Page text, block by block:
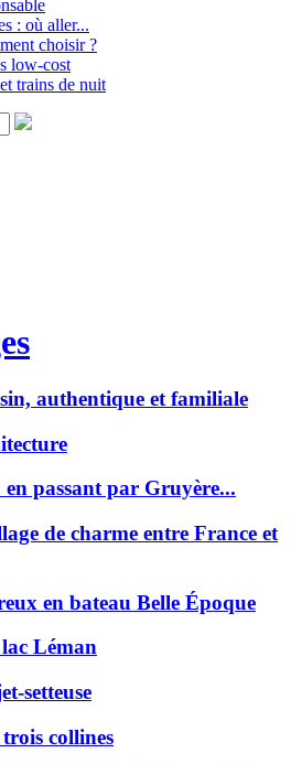
: où aller...
choisir ?
low-cost
trains de nuit
authentique et familiale
passant par Gruyère...
de charme entre France et
en bateau Belle Époque
Léman
setteuse
collines